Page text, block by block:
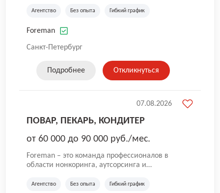
Компаниям и их Руководителям
которых задействованы люди, и тем самым
всей России. В работе нашей компании
Если вы не нашли подходящую вакансию, то
все равно можете прислать свое резюме и
Агентство Без опыта Гибкий график
Foreman
Санкт-Петербург
Подробнее Откликнуться
ПОВАР, ПЕКАРЬ, КОНДИТЕР
от 60 000 до 90 000 руб./мес.
Foreman – это команда профессионалов в
области нонкоринга, аутсорсинга и
Компаниям и их Руководителям
Агентство Без опыта Гибкий график
07.08.2026